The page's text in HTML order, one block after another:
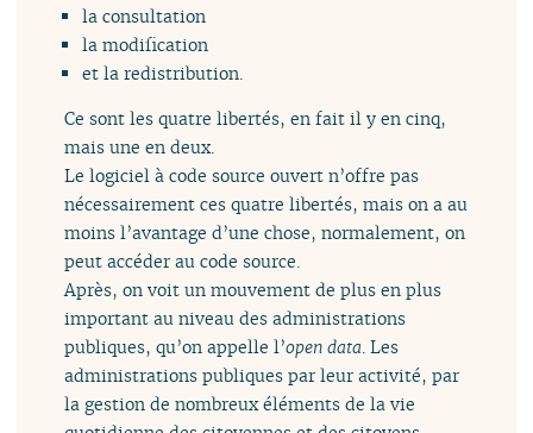
la consultation
la modification
et la redistribution.
Ce sont les quatre libertés, en fait il y en cinq,
mais une en deux.
Le logiciel à code source ouvert n’offre pas
nécessairement ces quatre libertés, mais on a au
moins l’avantage d’une chose, normalement, on
peut accéder au code source.
Après, on voit un mouvement de plus en plus
important au niveau des administrations
publiques, qu’on appelle l’open data. Les
administrations publiques par leur activité, par
la gestion de nombreux éléments de la vie